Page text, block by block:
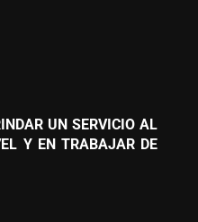
UN SERVICIO AL
Y EN TRABAJAR DE